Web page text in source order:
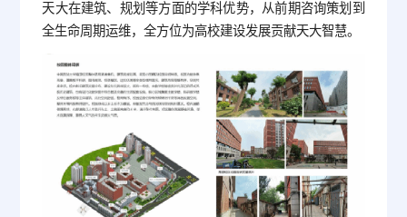
天大在建筑、规划等方面的学科优势，从前期咨询策划到
全生命周期运维，全方位为高校建设发展贡献天大智慧。